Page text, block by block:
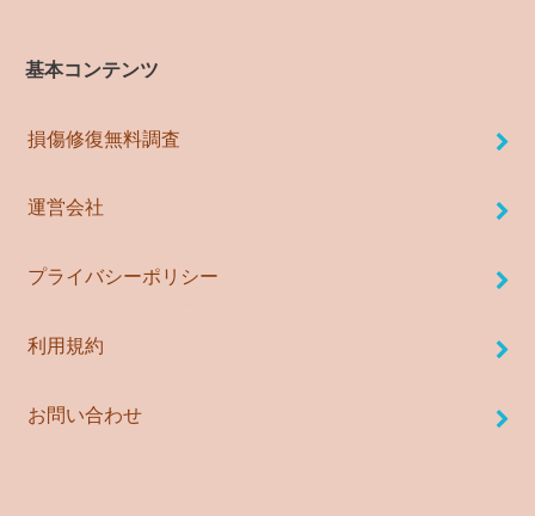
基本コンテンツ
損傷修復無料調査
運営会社
プライバシーポリシー
利用規約
お問い合わせ